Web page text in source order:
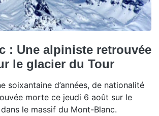
: Une alpiniste retrouvée
le glacier du Tour
soixantaine d’années, de nationalité
morte ce jeudi 6 août sur le
le massif du Mont-Blanc.